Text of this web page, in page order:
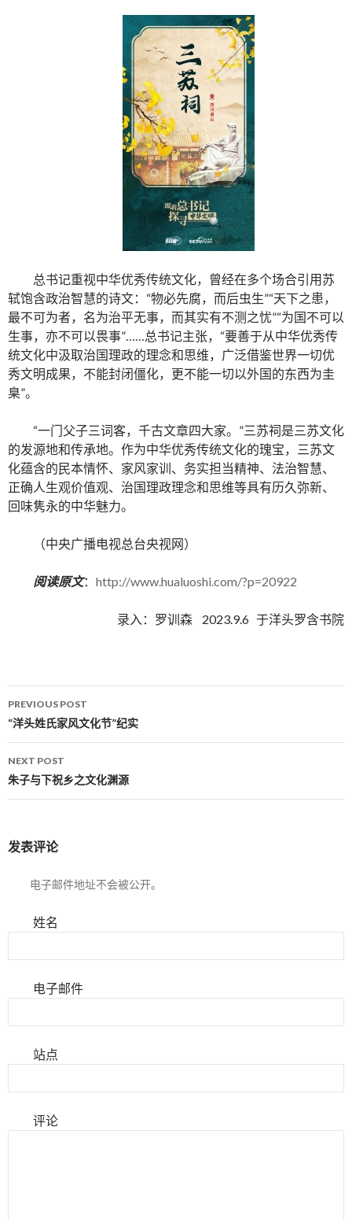
总书记重视中华优秀传统文化，曾经在多个场合引用苏
轼饱含政治智慧的诗文：“物必先腐，而后虫生”“天下之患，
最不可为者，名为治平无事，而其实有不测之忧”“为国不可以
生事，亦不可以畏事”……总书记主张，“要善于从中华优秀传
统文化中汲取治国理政的理念和思维，广泛借鉴世界一切优
秀文明成果，不能封闭僵化，更不能一切以外国的东西为圭
臬”。
“一门父子三词客，千古文章四大家。”三苏祠是三苏文化
的发源地和传承地。作为中华优秀传统文化的瑰宝，三苏文
化蕴含的民本情怀、家风家训、务实担当精神、法治智慧、
正确人生观价值观、治国理政理念和思维等具有历久弥新、
回味隽永的中华魅力。
（中央广播电视总台央视网）
阅读原文： http://www.hualuoshi.com/?p=20922
录入：罗训森 2023.9.6 于洋头罗含书院
Post navigation
PREVIOUS POST
“洋头姓氏家风文化节”纪实
NEXT POST
朱子与下祝乡之文化渊源
发表评论
电子邮件地址不会被公开。
姓名
电子邮件
站点
评论